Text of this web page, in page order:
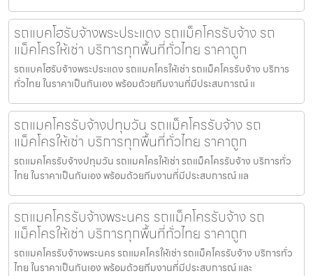
รถแบคโฮรับจ้างพระประแดง รถแม็คโครรับจ้าง รถ
แม็คโครให้เช่า บริการทุกพื้นที่ทั่วไทย ราคาถูก
รถแบคโฮรับจ้างพระประแดง รถแมคโครให้เช่า รถแม็คโครรับจ้าง บริการ
ทั่วไทย ในราคาเป็นกันเอง พร้อมด้วยทีมงานที่มีประสบการณ์ แ
รถแมคโครรับจ้างปทุมวัน รถแม็คโครรับจ้าง รถ
แม็คโครให้เช่า บริการทุกพื้นที่ทั่วไทย ราคาถูก
รถแมคโครรับจ้างปทุมวัน รถแมคโครให้เช่า รถแม็คโครรับจ้าง บริการทั่ว
ไทย ในราคาเป็นกันเอง พร้อมด้วยทีมงานที่มีประสบการณ์ แล
รถแมคโครรับจ้างพระนคร รถแม็คโครรับจ้าง รถ
แม็คโครให้เช่า บริการทุกพื้นที่ทั่วไทย ราคาถูก
รถแมคโครรับจ้างพระนคร รถแมคโครให้เช่า รถแม็คโครรับจ้าง บริการทั่ว
ไทย ในราคาเป็นกันเอง พร้อมด้วยทีมงานที่มีประสบการณ์ และ